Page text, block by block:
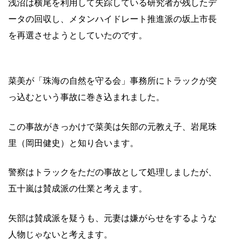
浅沼は横尾を利用して失踪している研究者が残したデ
ータの回収し、メタンハイドレート推進派の坂上市長
を再選させようとしていたのです。
菜美が「珠海の自然を守る会」事務所にトラックが突
っ込むという事故に巻き込まれました。
この事故がきっかけで菜美は矢部の元教え子、岩尾珠
里（岡田健史）と知り合います。
警察はトラックをただの事故として処理しましたが、
五十嵐は賛成派の仕業と考えます。
矢部は賛成派を疑うも、元妻は嫌がらせをするような
人物じゃないと考えます。